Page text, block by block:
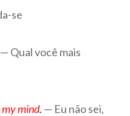
se
— Qual você mais
my mind. — Eu não sei,